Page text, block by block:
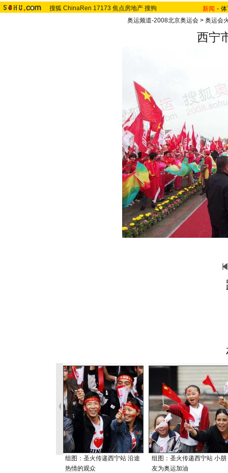
搜狐 ChinaRen 17173 焦点房地产 搜狗 新闻 -
奥运频道-2008北京奥运会 > 奥运会
西宁
组图：圣火传递西宁站 沿途
热情的观众
组图：圣火传递西宁站 小朋
友为奥运加油